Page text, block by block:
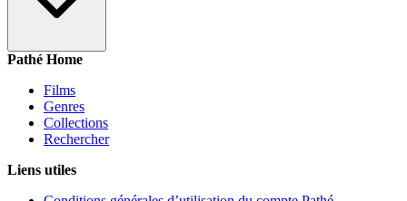
Pathé Home
Films
Genres
Collections
Rechercher
Liens utiles